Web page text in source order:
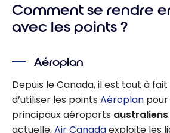
Comment se rendre
avec les points ?
Aéroplan
Depuis le Canada, il est tout à
d’utiliser les points Aéroplan
principaux aéroports australiens
actuelle,Air Canadaexploite les